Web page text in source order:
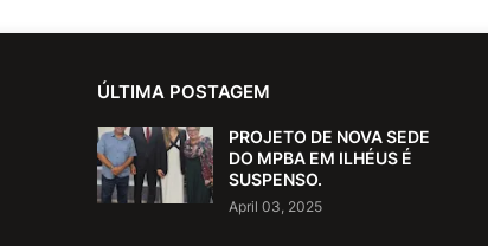
ÚLTIMA POSTAGEM
PROJETO DE NOVA SEDE
DO MPBA EM ILHÉUS É
SUSPENSO.
April 03, 2025